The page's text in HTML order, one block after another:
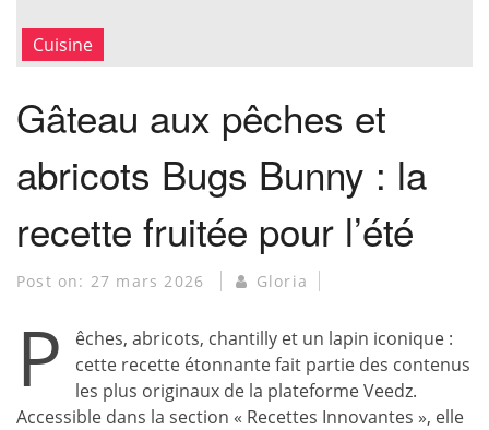
Cuisine
Gâteau aux pêches et
abricots Bugs Bunny : la
recette fruitée pour l’été
Post on: 27 mars 2026 Gloria
P
êches, abricots, chantilly et un lapin iconique :
cette recette étonnante fait partie des contenus
les plus originaux de la plateforme Veedz.
Accessible dans la section « Recettes Innovantes », elle